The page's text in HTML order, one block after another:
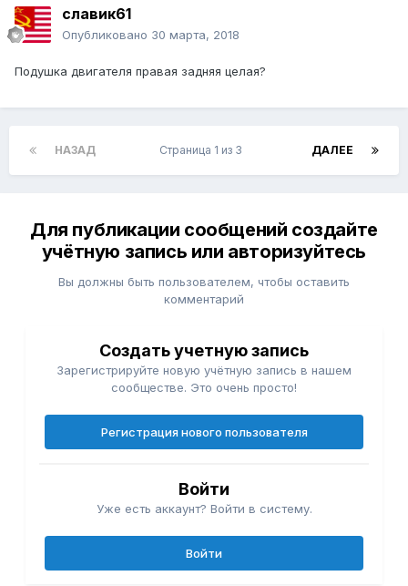
славик61
Опубликовано 30 марта, 2018
Подушка двигателя правая задняя целая?
НАЗАД ДАЛЕЕ
Страница 1 из 3
Для публикации сообщений создайте
учётную запись или авторизуйтесь
Вы должны быть пользователем, чтобы оставить
комментарий
Создать учетную запись
Зарегистрируйте новую учётную запись в нашем
сообществе. Это очень просто!
Регистрация нового пользователя
Войти
Уже есть аккаунт? Войти в систему.
Войти